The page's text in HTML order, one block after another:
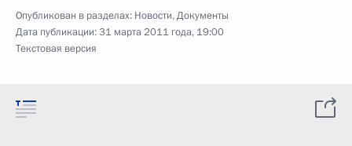
Опубликован в разделах: Новости,Документы
Дата публикации:31 марта 2011 года, 19:00
Текстовая версия